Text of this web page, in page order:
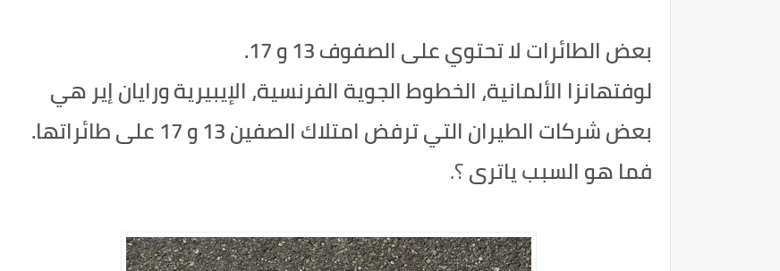
بعض الطائرات لا تحتوي على الصفوف 13 و 17.
لوفتهانزا الألمانية، الخطوط الجوية الفرنسية، الإيبيرية ورايان إير هي
بعض شركات الطيران التي ترفض امتلاك الصفين 13 و 17 على طائراتها.
فما هو السبب ياترى؟.